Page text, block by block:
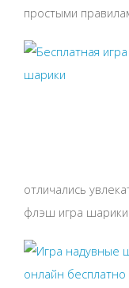
простыми
отличались
флэш игра шарики